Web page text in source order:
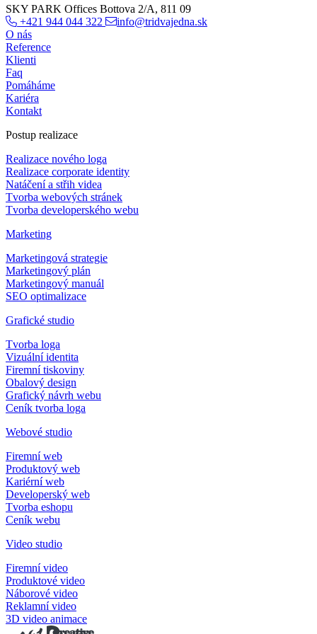
SKY PARK Offices Bottova 2/A, 811 09
+421 944 044 322
info@tridvajedna.sk
O nás
Reference
Klienti
Faq
Pomáháme
Kariéra
Kontakt
Postup realizace
Realizace nového loga
Realizace corporate identity
Natáčení a střih videa
Tvorba webových stránek
Tvorba developerského webu
Marketing
Marketingová strategie
Marketingový plán
Marketingový manuál
SEO optimalizace
Grafické studio
Tvorba loga
Vizuální identita
Firemní tiskoviny
Obalový design
Grafický návrh webu
Ceník tvorba loga
Webové studio
Firemní web
Produktový web
Kariérní web
Developerský web
Tvorba eshopu
Ceník webu
Video studio
Firemní video
Produktové video
Náborové video
Reklamní video
3D video animace